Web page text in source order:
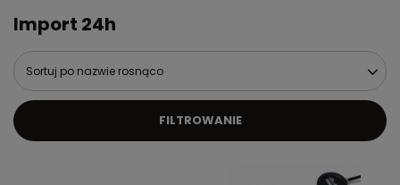
Import 24h
Sortuj po nazwie rosnąco
FILTROWANIE